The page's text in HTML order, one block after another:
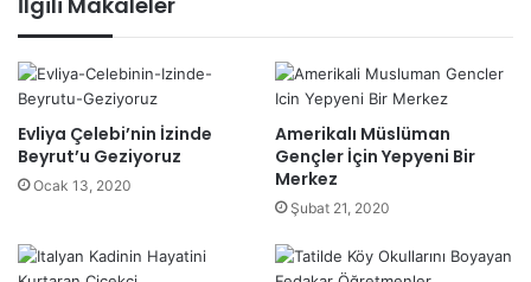
Evliya Çelebi’nin İzinde
Beyrut’u Geziyoruz
Ocak 13, 2020
Amerikalı Müslüman
Gençler İçin Yepyeni Bir
Merkez
Şubat 21, 2020